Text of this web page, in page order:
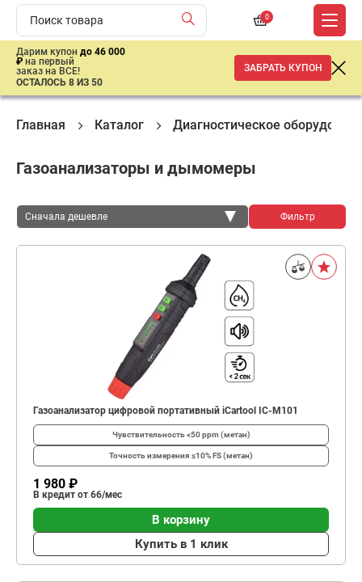
0
Дарим купон до 46 000
₽ на первый
заказ на ВСЕ!
ОСТАЛОСЬ 8 ИЗ 50
ЗАБРАТЬ КУПОН
Главная Каталог Диагностическое
Газоанализаторы и дымомеры
Сначала дешевле
Сначала дешевле
Фильтр
Газоанализатор цифровой портативный iCartool IC-M101
Чувствительность<50 ppm (метан)
Точность измерения ≤10% FS (метан)
1 980 ₽
В кредит от 66/мес
В корзину
Купить в 1 клик